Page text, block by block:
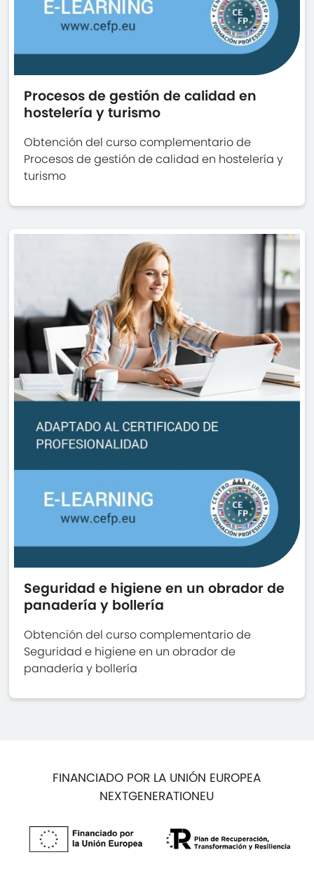
Procesos de gestión de calidad en
hostelería y turismo
Obtención del curso complementario de
Procesos de gestión de calidad en hostelería y
turismo
Seguridad e higiene en un obrador de
panadería y bollería
Obtención del curso complementario de
Seguridad e higiene en un obrador de
panadería y bollería
FINANCIADO POR LA UNIÓN EUROPEA
NEXTGENERATIONEU